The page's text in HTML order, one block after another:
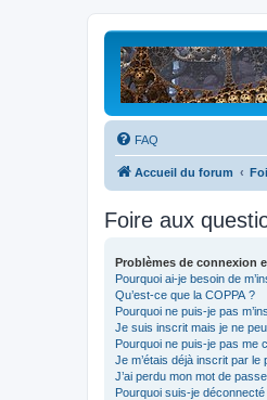
FAQ
Accueil du forum
Foire aux
Problèmes de connexion
Pourquoi ai-je besoin de
Qu’est-ce que la COPPA ?
Pourquoi ne puis-je pas
Je suis inscrit mais je ne
Pourquoi ne puis-je pas me
Je m’étais déjà inscrit par
J’ai perdu mon mot de
Pourquoi suis-je